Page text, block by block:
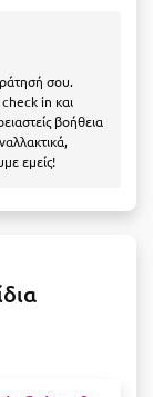
σου.
in και
βοήθεια
εμείς!